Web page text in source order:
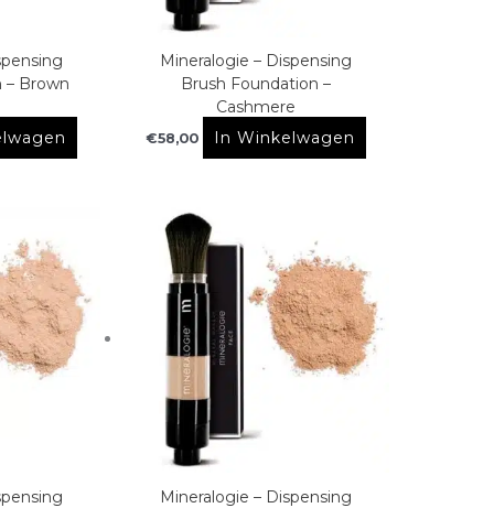
– Brown
Mineralogie – Dispensing
Brush Foundation –
Cashmere
€58,00 In Winkelwagen
Mineralogie – Dispensing